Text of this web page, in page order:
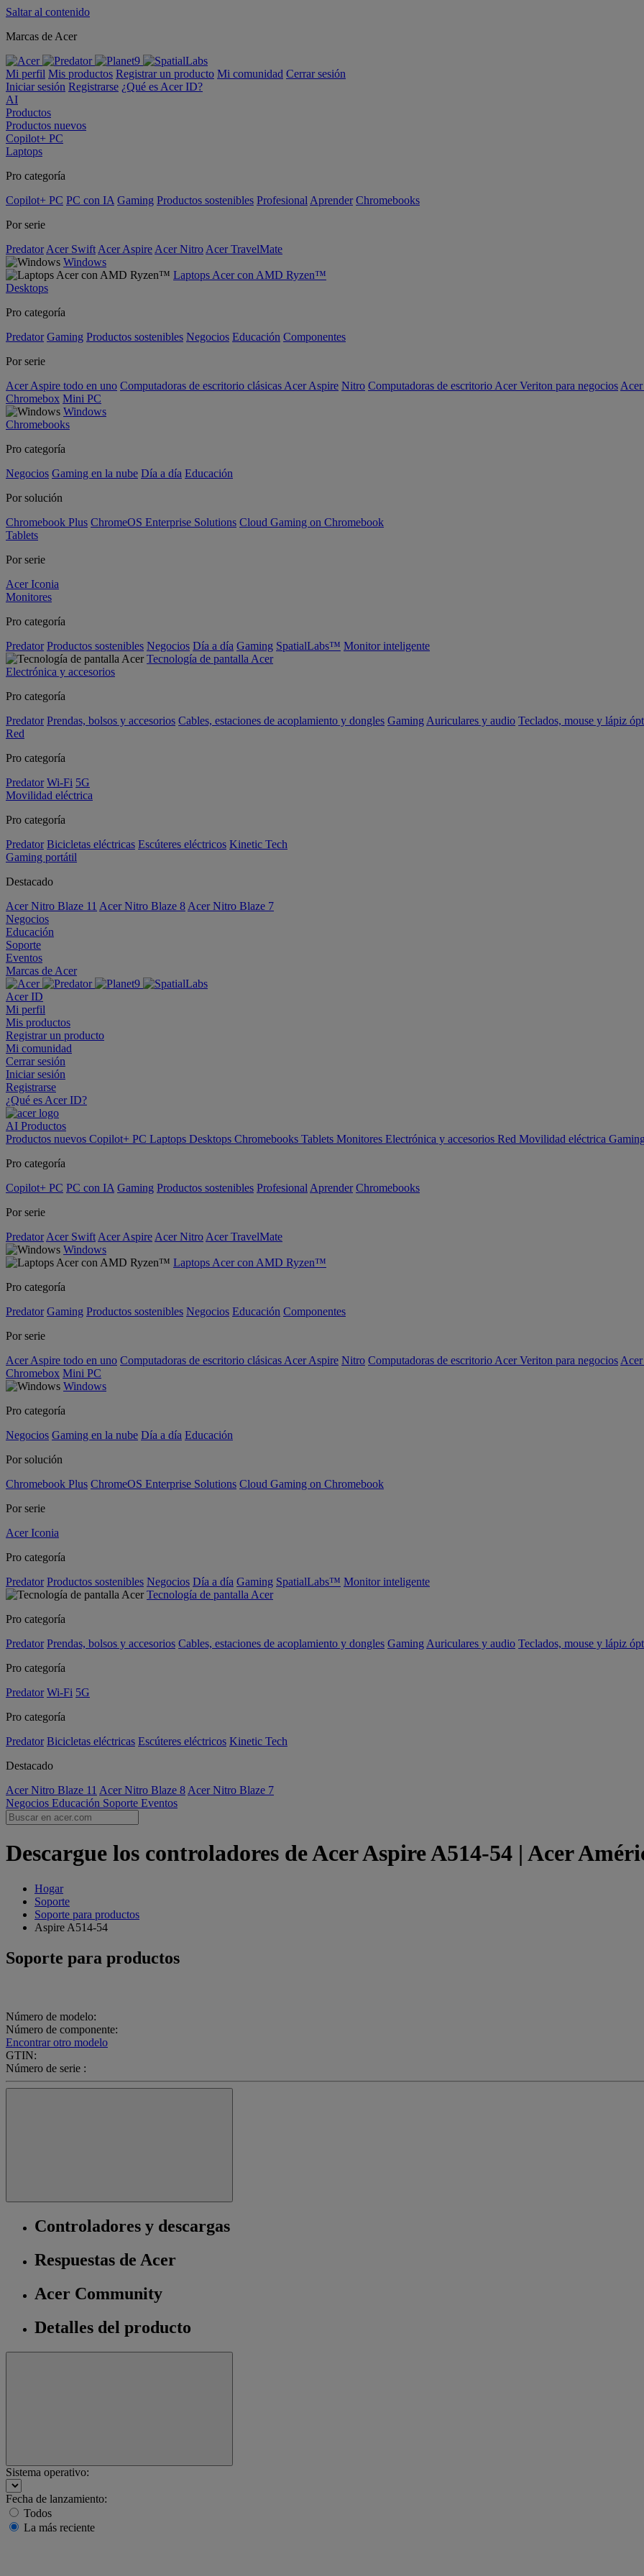
Saltar al contenido
Marcas de Acer
Mi perfil Mis productos Registrar un producto Mi comunidad Cerrar sesión
Iniciar sesión Registrarse ¿Qué es Acer ID?
AI
Productos
Productos nuevos
Copilot+ PC
Laptops
Pro categoría
Copilot+ PC PC con IA Gaming Productos sostenibles Profesional Aprender Chromebooks
Por serie
Predator Acer Swift Acer Aspire Acer Nitro Acer TravelMate
Windows
Laptops Acer con AMD Ryzen™
Desktops
Pro categoría
Predator Gaming Productos sostenibles Negocios Educación Componentes
Por serie
Acer Aspire todo en uno Computadoras de escritorio clásicas Acer Aspire Nitro Computadoras de escritorio Acer Veriton para negocios
Chromebox Mini PC
Windows
Chromebooks
Pro categoría
Negocios Gaming en la nube Día a día Educación
Por solución
Chromebook Plus ChromeOS Enterprise Solutions Cloud Gaming on Chromebook
Tablets
Por serie
Acer Iconia
Monitores
Pro categoría
Predator Productos sostenibles Negocios Día a día Gaming SpatialLabs™ Monitor inteligente
Tecnología de pantalla Acer
Electrónica y accesorios
Pro categoría
Predator Prendas, bolsos y accesorios Cables, estaciones de acoplamiento y dongles Gaming Auriculares y audio Teclados, mouse y lápiz
Red
Pro categoría
Predator Wi-Fi 5G
Movilidad eléctrica
Pro categoría
Predator Bicicletas eléctricas Escúteres eléctricos Kinetic Tech
Gaming portátil
Destacado
Acer Nitro Blaze 11 Acer Nitro Blaze 8 Acer Nitro Blaze 7
Negocios
Educación
Soporte
Eventos
Marcas de Acer
Acer ID
Mi perfil
Mis productos
Registrar un producto
Mi comunidad
Cerrar sesión
Iniciar sesión
Registrarse
¿Qué es Acer ID?
AI Productos
Productos nuevos Copilot+ PC Laptops Desktops Chromebooks Tablets Monitores Electrónica y accesorios Red Movilidad eléctrica
Pro categoría
Copilot+ PC PC con IA Gaming Productos sostenibles Profesional Aprender Chromebooks
Por serie
Predator Acer Swift Acer Aspire Acer Nitro Acer TravelMate
Windows
Laptops Acer con AMD Ryzen™
Pro categoría
Predator Gaming Productos sostenibles Negocios Educación Componentes
Por serie
Acer Aspire todo en uno Computadoras de escritorio clásicas Acer Aspire Nitro Computadoras de escritorio Acer Veriton para negocios
Chromebox Mini PC
Windows
Pro categoría
Negocios Gaming en la nube Día a día Educación
Por solución
Chromebook Plus ChromeOS Enterprise Solutions Cloud Gaming on Chromebook
Por serie
Acer Iconia
Pro categoría
Predator Productos sostenibles Negocios Día a día Gaming SpatialLabs™ Monitor inteligente
Tecnología de pantalla Acer
Pro categoría
Predator Prendas, bolsos y accesorios Cables, estaciones de acoplamiento y dongles Gaming Auriculares y audio Teclados, mouse y lápiz
Pro categoría
Predator Wi-Fi 5G
Pro categoría
Predator Bicicletas eléctricas Escúteres eléctricos Kinetic Tech
Destacado
Acer Nitro Blaze 11 Acer Nitro Blaze 8 Acer Nitro Blaze 7
Negocios Educación Soporte Eventos
Descargue los controladores de Acer Aspire A514-54 | Acer
Hogar
Soporte
Soporte para productos
Aspire A514-54
Soporte para productos
Número de modelo:
Número de componente:
Encontrar otro modelo
GTIN:
Número de serie :
Controladores y descargas
Respuestas de Acer
Acer Community
Detalles del producto
Sistema operativo:
Fecha de lanzamiento:
Todos
La más reciente